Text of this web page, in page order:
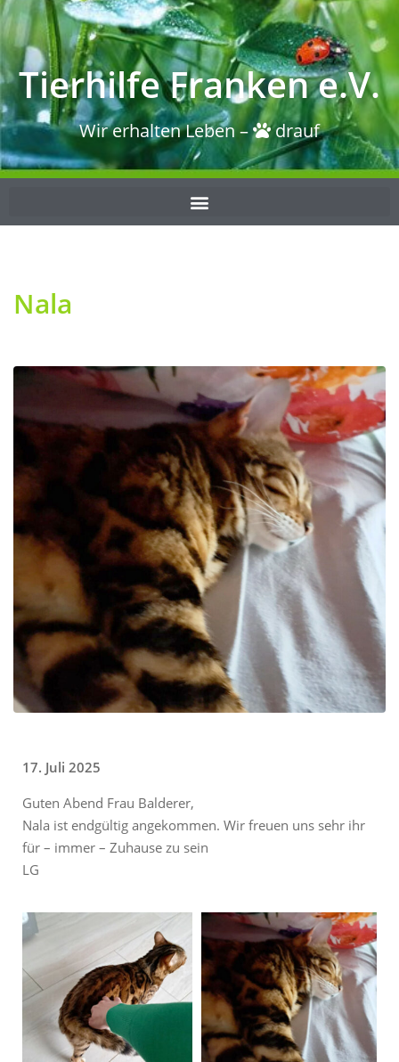
Tierhilfe Franken e.V.
Wir erhalten Leben – drauf
Nala
17. Juli 2025
Guten Abend Frau Balderer,
Nala ist endgültig angekommen. Wir freuen uns sehr ihr
für – immer – Zuhause zu sein
LG